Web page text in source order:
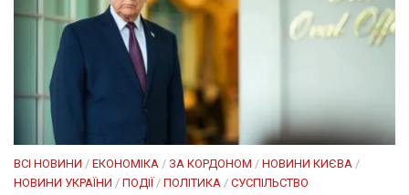
ВСІ НОВИНИ / ЕКОНОМІКА / ЗА КОРДОНОМ / НОВИНИ КИЄВА /
НОВИНИ УКРАЇНИ / ПОДІЇ / ПОЛІТИКА / СУСПІЛЬСТВО